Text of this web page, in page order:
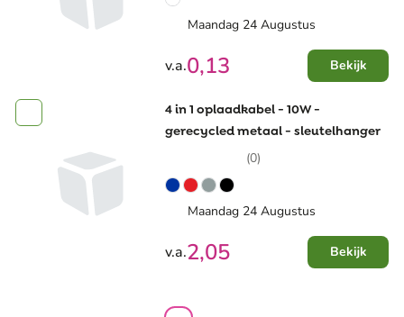
Maandag 24 Augustus
v.a.0,13 Bekijk
4 in 1 oplaadkabel - 10W -
gerecycled metaal - sleutelhanger
(0)
Maandag 24 Augustus
v.a.2,05 Bekijk